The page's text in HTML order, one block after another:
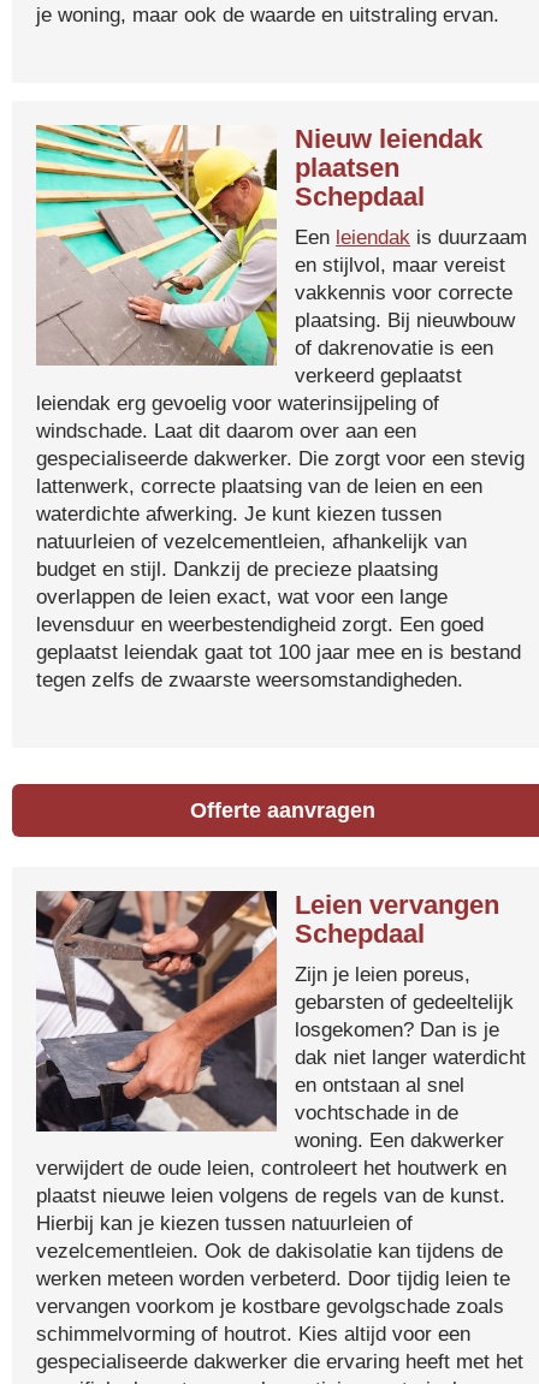
je woning, maar ook de waarde en uitstraling ervan.
Nieuw leiendak
plaatsen
Schepdaal
Een leiendak is duurzaam
en stijlvol, maar vereist
vakkennis voor correcte
plaatsing. Bij nieuwbouw
of dakrenovatie is een
verkeerd geplaatst
leiendak erg gevoelig voor waterinsijpeling of
windschade. Laat dit daarom over aan een
gespecialiseerde dakwerker. Die zorgt voor een stevig
lattenwerk, correcte plaatsing van de leien en een
waterdichte afwerking. Je kunt kiezen tussen
natuurleien of vezelcementleien, afhankelijk van
budget en stijl. Dankzij de precieze plaatsing
overlappen de leien exact, wat voor een lange
levensduur en weerbestendigheid zorgt. Een goed
geplaatst leiendak gaat tot 100 jaar mee en is bestand
tegen zelfs de zwaarste weersomstandigheden.
Offerte aanvragen
Leien vervangen
Schepdaal
Zijn je leien poreus,
gebarsten of gedeeltelijk
losgekomen? Dan is je
dak niet langer waterdicht
en ontstaan al snel
vochtschade in de
woning. Een dakwerker
verwijdert de oude leien, controleert het houtwerk en
plaatst nieuwe leien volgens de regels van de kunst.
Hierbij kan je kiezen tussen natuurleien of
vezelcementleien. Ook de dakisolatie kan tijdens de
werken meteen worden verbeterd. Door tijdig leien te
vervangen voorkom je kostbare gevolgschade zoals
schimmelvorming of houtrot. Kies altijd voor een
gespecialiseerde dakwerker die ervaring heeft met het